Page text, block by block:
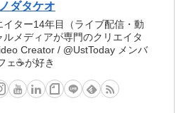
ノダタケオ
ター14年目（ライブ配信・動
メディアが専門のクリエイタ
Creator / @UstToday メンバ
☕️が好き